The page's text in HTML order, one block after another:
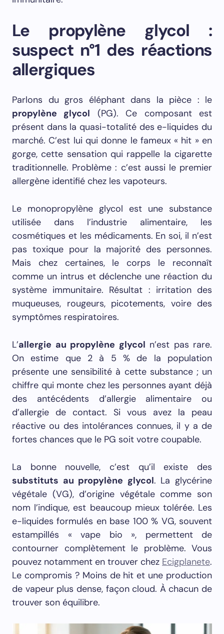
Le propylène glycol :
suspect n°1 des réactions
allergiques
Parlons du gros éléphant dans la pièce : le
propylène glycol (PG). Ce composant est
présent dans la quasi-totalité des e-liquides du
marché. C’est lui qui donne le fameux « hit » en
gorge, cette sensation qui rappelle la cigarette
traditionnelle. Problème : c’est aussi le premier
allergène identifié chez les vapoteurs.
Le monopropylène glycol est une substance
utilisée dans l’industrie alimentaire, les
cosmétiques et les médicaments. En soi, il n’est
pas toxique pour la majorité des personnes.
Mais chez certaines, le corps le reconnaît
comme un intrus et déclenche une réaction du
système immunitaire. Résultat : irritation des
muqueuses, rougeurs, picotements, voire des
symptômes respiratoires.
L’allergie au propylène glycol n’est pas rare.
On estime que 2 à 5 % de la population
présente une sensibilité à cette substance ; un
chiffre qui monte chez les personnes ayant déjà
des antécédents d’allergie alimentaire ou
d’allergie de contact. Si vous avez la peau
réactive ou des intolérances connues, il y a de
fortes chances que le PG soit votre coupable.
La bonne nouvelle, c’est qu’il existe des
substituts au propylène glycol. La glycérine
végétale (VG), d’origine végétale comme son
nom l’indique, est beaucoup mieux tolérée. Les
e-liquides formulés en base 100 % VG, souvent
estampillés « vape bio », permettent de
contourner complètement le problème. Vous
pouvez notamment en trouver chez Ecigplanete.
Le compromis ? Moins de hit et une production
de vapeur plus dense, façon cloud. À chacun de
trouver son équilibre.